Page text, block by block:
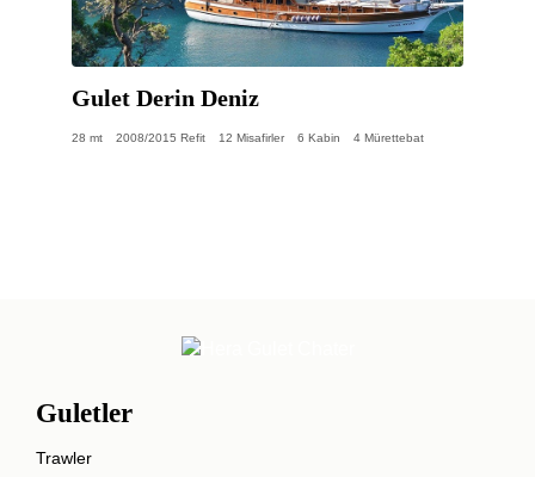
Gulet Derin Deniz
28 mt 2008/2015 Refit 12 Misafirler 6 Kabin 4 Mürettebat
Guletler
Trawler